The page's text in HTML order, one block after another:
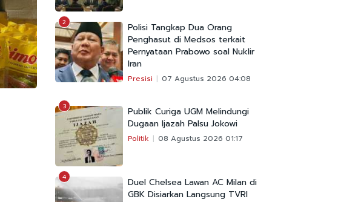
2
Polisi Tangkap Dua Orang
Penghasut di Medsos terkait
Pernyataan Prabowo soal Nuklir
Iran
Presisi 07 Agustus 2026 04:08
3
Publik Curiga UGM Melindungi
Dugaan Ijazah Palsu Jokowi
Politik 08 Agustus 2026 01:17
4
Duel Chelsea Lawan AC Milan di
GBK Disiarkan Langsung TVRI